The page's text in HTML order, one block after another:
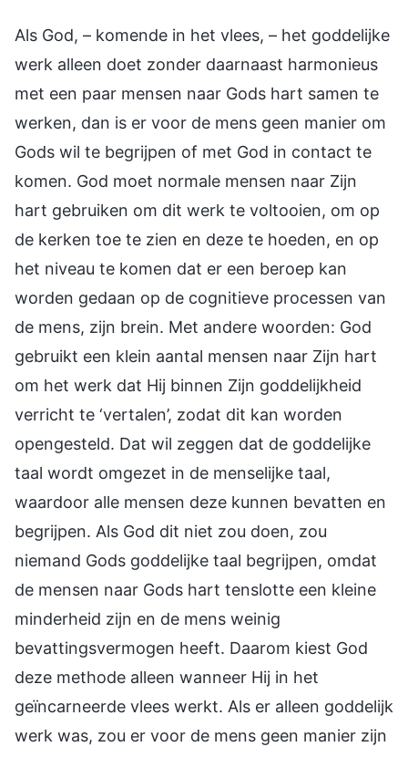
Als God, – komende in het vlees, – het goddelijke
werk alleen doet zonder daarnaast harmonieus
met een paar mensen naar Gods hart samen te
werken, dan is er voor de mens geen manier om
Gods wil te begrijpen of met God in contact te
komen. God moet normale mensen naar Zijn
hart gebruiken om dit werk te voltooien, om op
de kerken toe te zien en deze te hoeden, en op
het niveau te komen dat er een beroep kan
worden gedaan op de cognitieve processen van
de mens, zijn brein. Met andere woorden: God
gebruikt een klein aantal mensen naar Zijn hart
om het werk dat Hij binnen Zijn goddelijkheid
verricht te ‘vertalen’, zodat dit kan worden
opengesteld. Dat wil zeggen dat de goddelijke
taal wordt omgezet in de menselijke taal,
waardoor alle mensen deze kunnen bevatten en
begrijpen. Als God dit niet zou doen, zou
niemand Gods goddelijke taal begrijpen, omdat
de mensen naar Gods hart tenslotte een kleine
minderheid zijn en de mens weinig
bevattingsvermogen heeft. Daarom kiest God
deze methode alleen wanneer Hij in het
geïncarneerde vlees werkt. Als er alleen goddelijk
werk was, zou er voor de mens geen manier zijn